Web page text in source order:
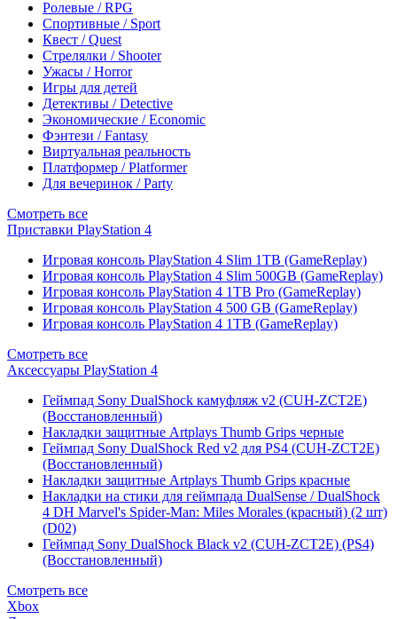
Ролевые / RPG
Спортивные / Sport
Квест / Quest
Стрелялки / Shooter
Ужасы / Horror
Игры для детей
Детективы / Detective
Экономические / Economic
Фэнтези / Fantasy
Виртуальная реальность
Платформер / Platformer
Для вечеринок / Party
Смотреть все
Приставки PlayStation 4
Игровая консоль PlayStation 4 Slim 1TB (GameReplay)
Игровая консоль PlayStation 4 Slim 500GB (GameReplay)
Игровая консоль PlayStation 4 1TB Pro (GameReplay)
Игровая консоль PlayStation 4 500 GB (GameReplay)
Игровая консоль PlayStation 4 1TB (GameReplay)
Смотреть все
Аксессуары PlayStation 4
Геймпад Sony DualShock камуфляж v2 (CUH-ZCT2E)
(Восстановленный)
Накладки защитные Artplays Thumb Grips черные
Геймпад Sony DualShock Red v2 для PS4 (CUH-ZCT2E)
(Восстановленный)
Накладки защитные Artplays Thumb Grips красные
Накладки на стики для геймпада DualSense / DualShock
4 DH Marvel's Spider-Man: Miles Morales (красный) (2 шт)
(D02)
Геймпад Sony DualShock Black v2 (CUH-ZCT2E) (PS4)
(Восстановленный)
Смотреть все
Xbox